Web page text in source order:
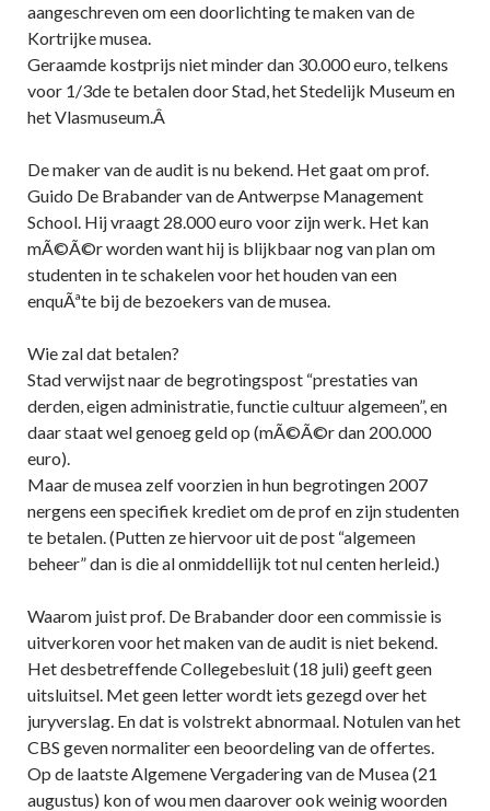
aangeschreven om een doorlichting te maken van de
Kortrijke musea.
Geraamde kostprijs niet minder dan 30.000 euro, telkens
voor 1/3de te betalen door Stad, het Stedelijk Museum en
het Vlasmuseum.Â
De maker van de audit is nu bekend. Het gaat om prof.
Guido De Brabander van de Antwerpse Management
School. Hij vraagt 28.000 euro voor zijn werk. Het kan
mÃ©Ã©r worden want hij is blijkbaar nog van plan om
studenten in te schakelen voor het houden van een
enquÃªte bij de bezoekers van de musea.
Wie zal dat betalen?
Stad verwijst naar de begrotingspost “prestaties van
derden, eigen administratie, functie cultuur algemeen”, en
daar staat wel genoeg geld op (mÃ©Ã©r dan 200.000
euro).
Maar de musea zelf voorzien in hun begrotingen 2007
nergens een specifiek krediet om de prof en zijn studenten
te betalen. (Putten ze hiervoor uit de post “algemeen
beheer” dan is die al onmiddellijk tot nul centen herleid.)
Waarom juist prof. De Brabander door een commissie is
uitverkoren voor het maken van de audit is niet bekend.
Het desbetreffende Collegebesluit (18 juli) geeft geen
uitsluitsel. Met geen letter wordt iets gezegd over het
juryverslag. En dat is volstrekt abnormaal. Notulen van het
CBS geven normaliter een beoordeling van de offertes.
Op de laatste Algemene Vergadering van de Musea (21
augustus) kon of wou men daarover ook weinig woorden